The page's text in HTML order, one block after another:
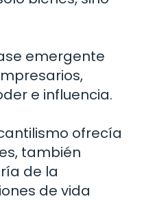
emergente
e influencia.
ofrecía
también
de la
de vida